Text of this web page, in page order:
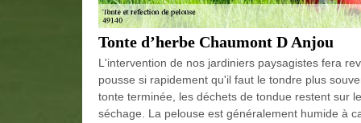
Tonte d’herbe Chaumont D Anjou
L'intervention de nos jardiniers paysagistes fera
pousse si rapidement qu'il faut le tondre plus
tonte terminée, les déchets de tondue restent sur
séchage. La pelouse est généralement humide à